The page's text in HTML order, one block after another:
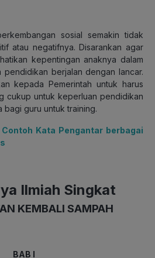
sosial semakin tidak
atau negatifnya. Disarankan agar
kepentingan anaknya dalam
pendidikan berjalan dengan lancar.
kepada Pemerintah untuk harus
cukup untuk keperluan pendidikan
bagi guru untuk training.
Kata Pengantar berbagai
Ilmiah Singkat
KEMBALI SAMPAH
BAB I